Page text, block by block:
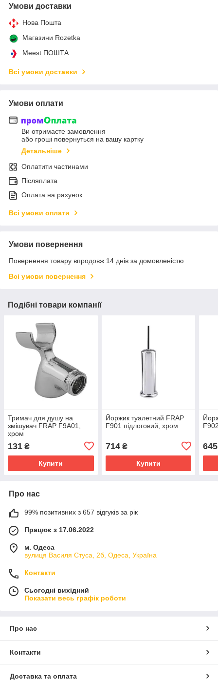
Умови доставки
Нова Пошта
Магазини Rozetka
Meest ПОШТА
Всі умови доставки
Умови оплати
Ви отримаєте замовлення
або гроші повернуться на вашу картку
Детальніше
Оплатити частинами
Післяплата
Оплата на рахунок
Всі умови оплати
Умови повернення
Повернення товару впродовж 14 днів за домовленістю
Всі умови повернення
Подібні товари компанії
Тримач для душу на
змішувач FRAP F9A01,
хром
131 ₴
Купити
Йоржик туалетний FRAP
F901 підлоговий, хром
714₴
Купити
645
Про нас
99% позитивних з 657 відгуків за рік
Працює з 17.06.2022
м. Одеса
вулиця Василя Стуса, 2б, Одеса, Україна
Контакти
Сьогодні вихідний
Показати весь графік роботи
Про нас
Контакти
Доставка та оплата